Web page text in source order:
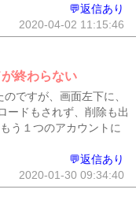
💬返信あり
2020-04-02 11:15:46
終わらない
ですが、画面左下に、
ードもされず、削除も出
う１つのアカウントに
💬返信あり
2020-01-30 09:34:40